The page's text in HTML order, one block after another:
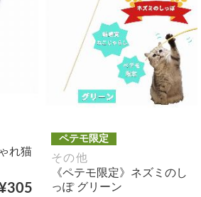
れ猫
¥305
ペテモ限定
その他
《ペテモ限定》ネズミのし
っぽ グリーン